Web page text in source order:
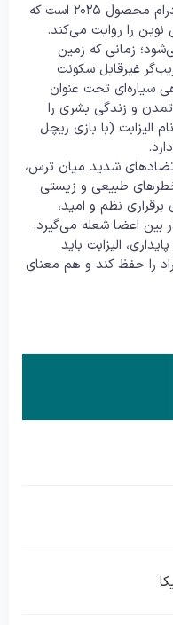
«عدن» (Eden) فیلمی علمی‌تخیلی و درام محصول ۲۰۲۵ است که
نوین را روایت می‌کند.
زمانی که زمین
غیرقابل سکونت
سیاره‌ای تحت عنوان
تمدن و زندگی بشری را
الیزابت (با بازی ریچل
تضادهای شدید میان ترس،
خطرهای طبیعی و زیستی
نظم و امید،
بین اعضا شعله می‌گیرد.
الیزابت باید
را حفظ کند و هم معنای